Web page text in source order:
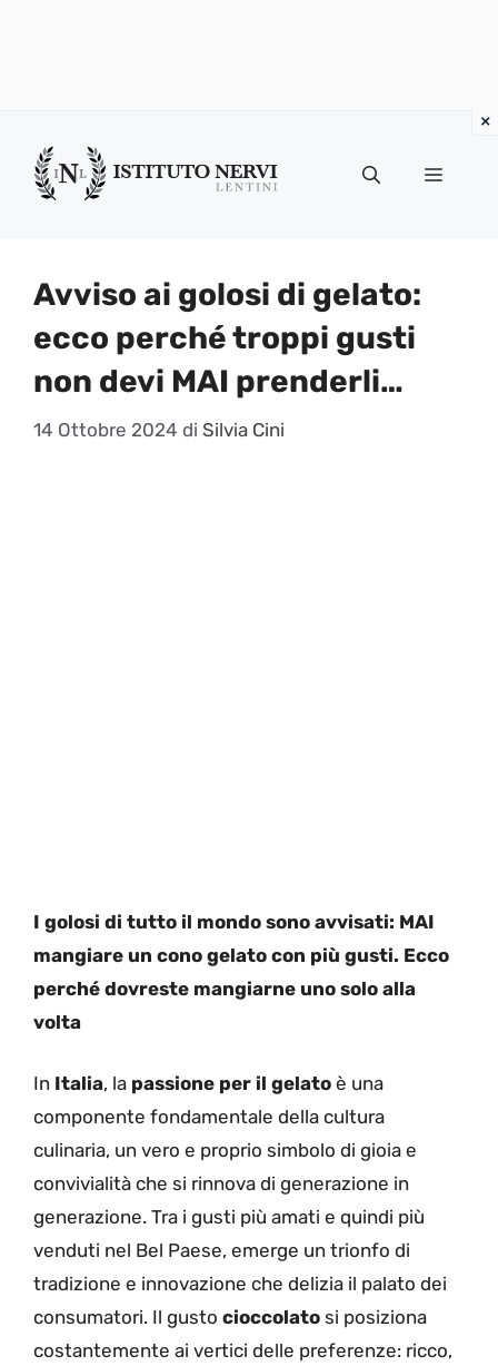
contenuto
Menu
Avviso ai golosi di gelato:
ecco perché troppi gusti
non devi MAI prenderli…
14 Ottobre 2024 di Silvia Cini
I golosi di tutto il mondo sono avvisati: MAI
mangiare un cono gelato con più gusti. Ecco
perché dovreste mangiarne uno solo alla
volta
In Italia, la passione per il gelato è una
componente fondamentale della cultura
culinaria, un vero e proprio simbolo di gioia e
convivialità che si rinnova di generazione in
generazione. Tra i gusti più amati e quindi più
venduti nel Bel Paese, emerge un trionfo di
tradizione e innovazione che delizia il palato dei
consumatori. Il gusto cioccolato si posiziona
costantemente ai vertici delle preferenze: ricco,